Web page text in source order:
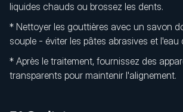
liquides chauds ou brossez les dents.
* Nettoyer les gouttières avec un savon
souple - éviter les pâtes abrasives et l'eau
* Après le traitement, fournissez des
transparents pour maintenir l'alignement.